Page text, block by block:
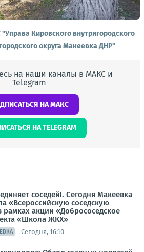
Кировского внутригородского
округа Макеевка ДНР"
на наши каналы в МАКС и
Telegram
НА МАКС
НА TELEGRAM
соседей!. Сегодня Макеевка
«Всероссийскую соседскую
рамках акции «Добрососедское
«Школа ЖКХ»
Сегодня, 16:10